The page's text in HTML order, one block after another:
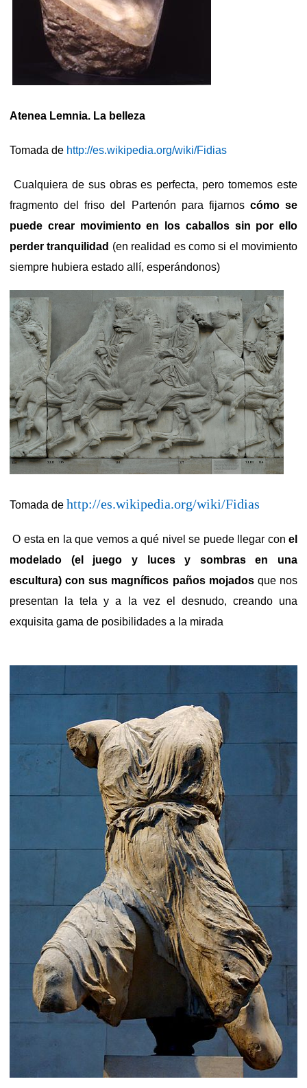
Atenea Lemnia. La belleza
Tomada de http://es.wikipedia.org/wiki/Fidias
Cualquiera de sus obras es perfecta, pero tomemos este
fragmento del friso del Partenón para fijarnos cómo se
puede crear movimiento en los caballos sin por ello
perder tranquilidad (en realidad es como si el movimiento
siempre hubiera estado allí, esperándonos)
Tomada de http://es.wikipedia.org/wiki/Fidias
O esta en la que vemos a qué nivel se puede llegar conel
modelado (el juego y luces y sombras en una
escultura) con sus magníficos paños mojadosque nos
presentan la tela y a la vez el desnudo, creando una
exquisita gama de posibilidades a la mirada